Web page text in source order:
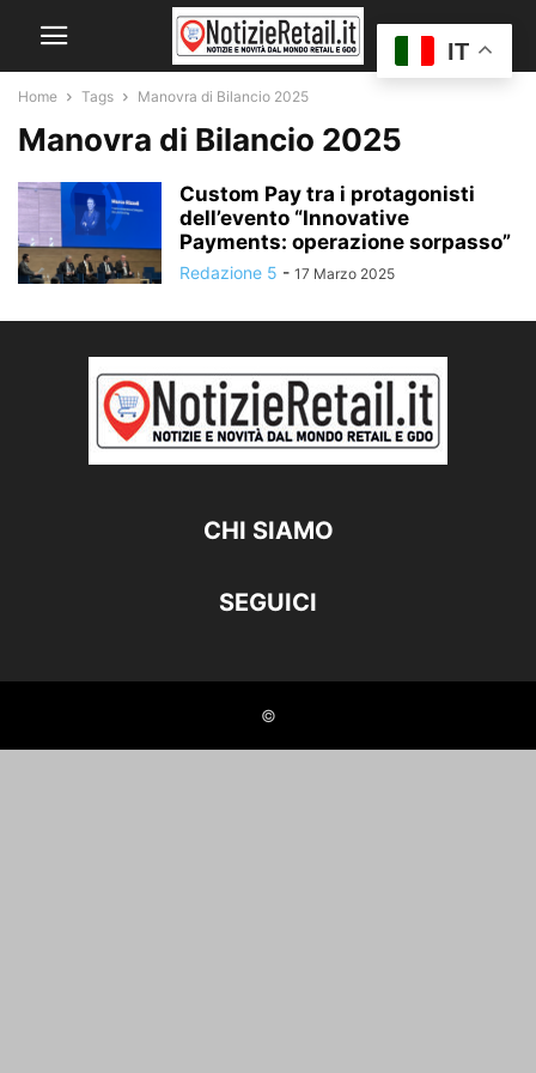
Home Tags Manovra di Bilancio 2025
Manovra di Bilancio 2025
Custom Pay tra i protagonisti
dell’evento “Innovative
Payments: operazione sorpasso”
Redazione 5 - 17 Marzo 2025
CHI SIAMO
SEGUICI
©
IT